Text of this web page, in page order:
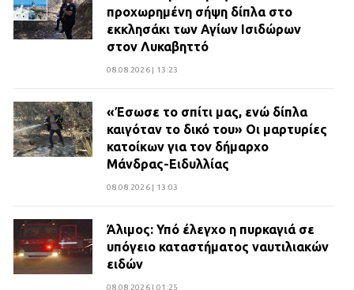
προχωρημένη σήψη δίπλα στο
εκκλησάκι των Αγίων Ισιδώρων
στον Λυκαβηττό
08.08.2026 | 13:23
«Έσωσε το σπίτι μας, ενώ δίπλα
καιγόταν το δικό του» Οι μαρτυρίες
κατοίκων για τον δήμαρχο
Μάνδρας-Ειδυλλίας
08.08.2026 | 13:03
Άλιμος: Υπό έλεγχο η πυρκαγιά σε
υπόγειο καταστήματος ναυτιλιακών
ειδών
08.08.2026 | 01:25